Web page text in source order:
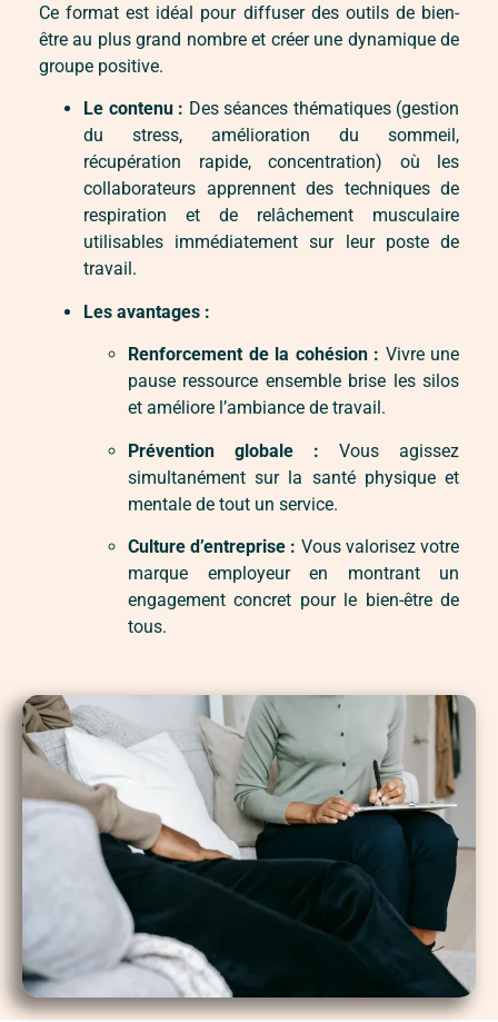
Ce format est idéal pour diffuser des outils de bien-
être au plus grand nombre et créer une dynamique de
groupe positive.
Le contenu : Des séances thématiques (gestion
du stress, amélioration du sommeil,
récupération rapide, concentration) où les
collaborateurs apprennent des techniques de
respiration et de relâchement musculaire
utilisables immédiatement sur leur poste de
travail.
Les avantages :
Renforcement de la cohésion : Vivre une
pause ressource ensemble brise les silos
et améliore l’ambiance de travail.
Prévention globale : Vous agissez
simultanément sur la santé physique et
mentale de tout un service.
Culture d’entreprise : Vous valorisez votre
marque employeur en montrant un
engagement concret pour le bien-être de
tous.